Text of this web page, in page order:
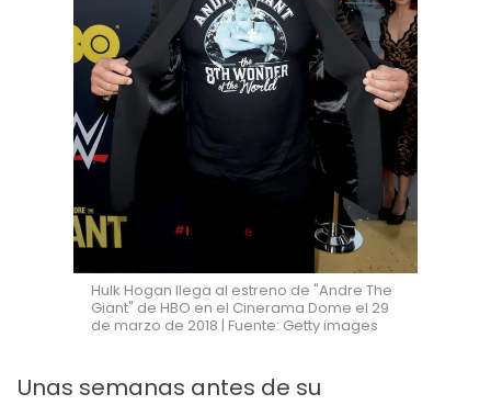
Hulk Hogan llega al estreno de "Andre The
Giant" de HBO en el Cinerama Dome el 29
de marzo de 2018 | Fuente: Getty images
Unas semanas antes de su